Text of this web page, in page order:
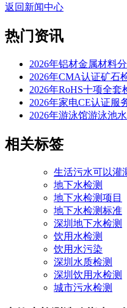
返回新闻中心
热门资讯
2026年铝材金属材料
2026年CMA认证矿石
2026年RoHS十项全
2026年家电CE认证服
2026年游泳馆游泳池
相关标签
生活污水可以灌
地下水检测
地下水检测项目
地下水检测标准
深圳地下水检测
饮用水检测
饮用水污染
深圳水质检测
深圳饮用水检测
城市污水检测